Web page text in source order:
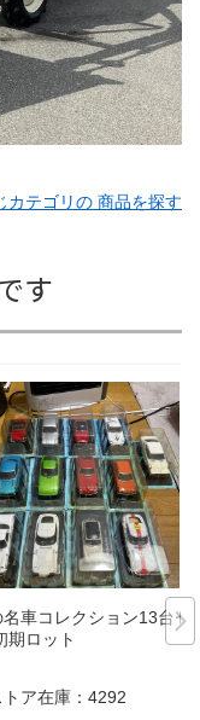
カテゴリの 商品を探す
す
名車コレクション13台セ
期ロット
ア在庫： 4292